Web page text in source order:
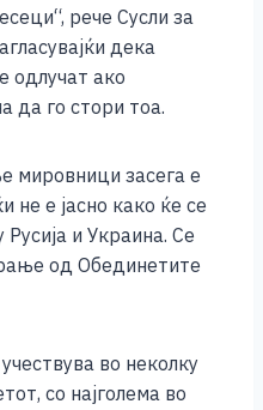
рече Сусли за
дека
одлучат ако
да го стори тоа.
мировници засега е
не е јасно како ќе се
Русија и Украина. Се
од Обединетите
во неколку
со најголема во